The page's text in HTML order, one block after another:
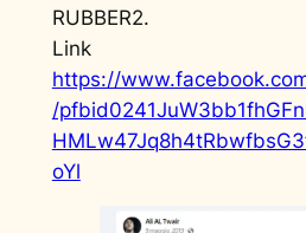
RUBBER2.
Link
https://
/
oYl